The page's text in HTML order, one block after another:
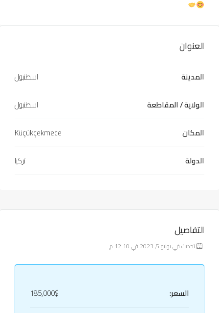
العنوان
المدينة
اسطنبول
الولاية / المقاطعة
اسطنبول
المكان
Küçükçekmece
الدولة
تركيا
التفاصيل
تحديث في يوليو 5, 2023 في 12:10 م
السعر: 185,000$